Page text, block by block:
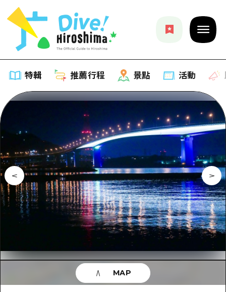
特輯 推薦行程 景點 活動
列表
推薦
藝術
活動·廟會
美食·酒水
騎自行車
購物
運動
推薦行程
列表
Dive! Hiroshima 官方向導
廣島隨意旅行
廣島市內
安芸
答對了
景點
列表
廣島市內
答對了
美北
活動
即時訊息
有用的信息
列表
MAP